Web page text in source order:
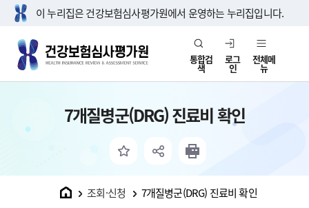
이 누리집은 건강보험심사평가원에서 운영하는 누리집입니다.
통합검
색
로그
인
전체메
뉴
7개질병군(DRG) 진료비 확인
홈 조회·신청 7개질병군(DRG) 진료비 확인